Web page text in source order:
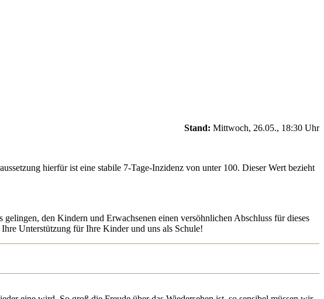
Stand: Mittwoch, 26.05., 18:30 Uhr
hierfür ist eine stabile 7-Tage-Inzidenz von unter 100. Dieser Wert bezieht
den Kindern und Erwachsenen einen versöhnlichen Abschluss für dieses
Unterstützung für Ihre Kinder und uns als Schule!